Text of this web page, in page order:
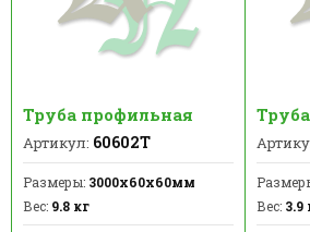
Труба профильная
Артикул: 60602Т
Размеры: 3000х60х60мм
Вес: 9.8 кг
Вес:3.9